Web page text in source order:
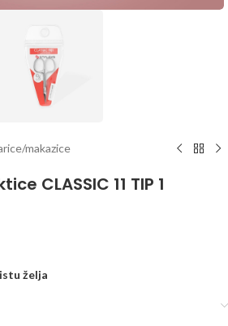
makazice
CLASSIC 11 TIP 1
želja